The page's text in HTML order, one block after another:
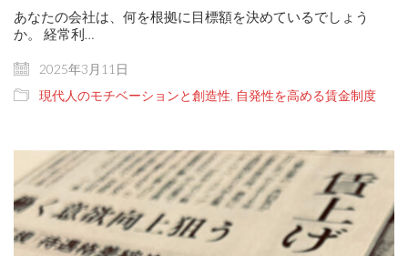
あなたの会社は、何を根拠に目標額を決めているでしょう
か。 経常利…
2025年3月11日
現代人のモチベーションと創造性 自発性を高める賃金制度